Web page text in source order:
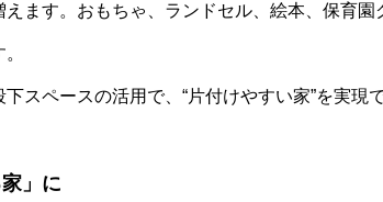
ます。おもちゃ、ランドセル、絵本、保育
スペースの活用で、“片付けやすい家”を実現
」に